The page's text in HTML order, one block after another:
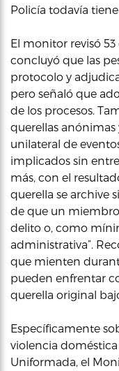
Policía todavía
El monitor revisó
concluyó que las
protocolo y
pero señaló que
de los procesos.
querellas anónimas
unilateral de
implicados sin
más, con el
querella se archive
de que un
delito o, como
administrativa”.
que mienten
pueden enfrentar
querella original
Específicamente
violencia
Uniformada, el